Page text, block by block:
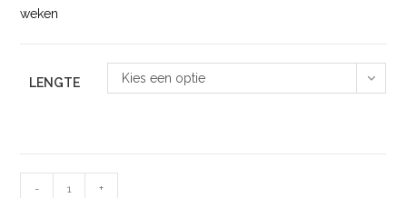
weken
LENGTE Kies een optie
- +